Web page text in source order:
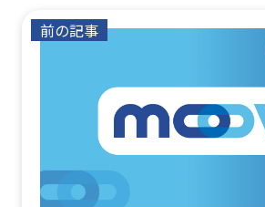
前の記事